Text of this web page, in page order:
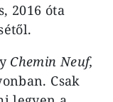
2016 óta
Chemin Neuf,
Csak